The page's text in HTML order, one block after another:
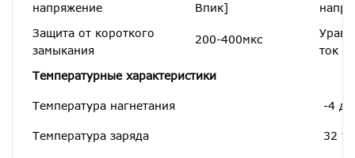
напряжение
Впик]
Защита от короткого
замыкания
200-400мкс
ток
Температурные характеристики
Температура нагнетания -4
Температура заряда 32